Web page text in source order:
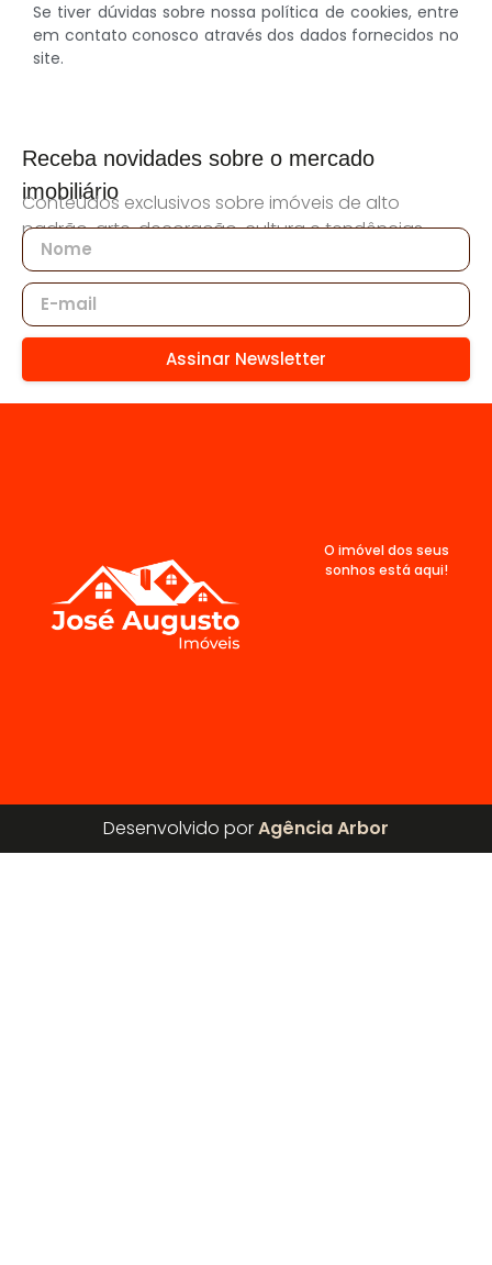
Se tiver dúvidas sobre nossa política de cookies, entre
em contato conosco através dos dados fornecidos no
site.
Receba novidades sobre o mercado
imobiliário
Conteúdos exclusivos sobre imóveis de alto
padrão, arte, decoração, cultura e tendências.
Assinar Newsletter
O imóvel dos seus
sonhos está aqui!
Desenvolvido porAgência Arbor